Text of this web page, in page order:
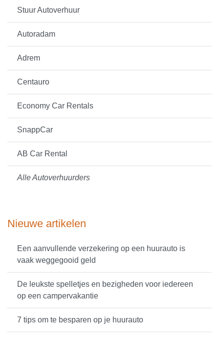
Stuur Autoverhuur
Autoradam
Adrem
Centauro
Economy Car Rentals
SnappCar
AB Car Rental
Alle Autoverhuurders
Nieuwe artikelen
Een aanvullende verzekering op een huurauto is
vaak weggegooid geld
De leukste spelletjes en bezigheden voor iedereen
op een campervakantie
7 tips om te besparen op je huurauto